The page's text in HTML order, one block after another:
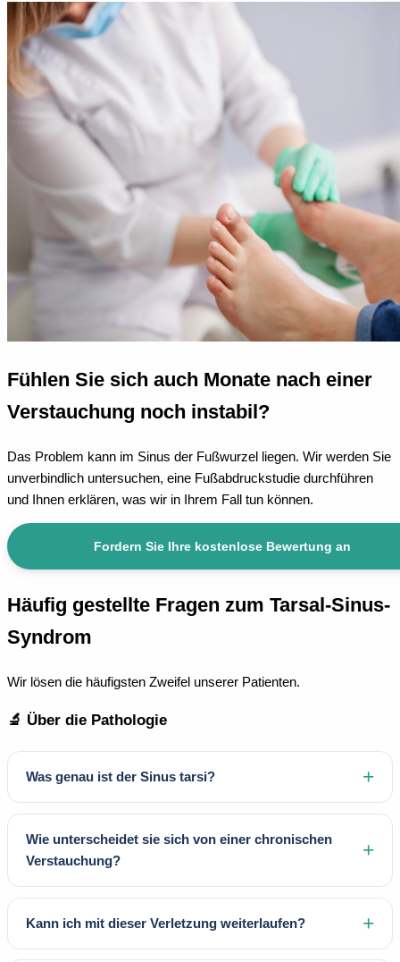
Fühlen Sie sich auch Monate nach einer
Verstauchung noch instabil?
Das Problem kann im Sinus der Fußwurzel liegen. Wir werden Sie
unverbindlich untersuchen, eine Fußabdruckstudie durchführen
und Ihnen erklären, was wir in Ihrem Fall tun können.
Fordern Sie Ihre kostenlose Bewertung an
Häufig gestellte Fragen zum Tarsal-Sinus-
Syndrom
Wir lösen die häufigsten Zweifel unserer Patienten.
🔬 Über die Pathologie
Was genau ist der Sinus tarsi?
Wie unterscheidet sie sich von einer chronischen
Verstauchung?
Kann ich mit dieser Verletzung weiterlaufen?